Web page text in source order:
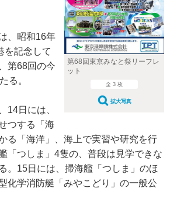
第68回東京みなと祭リーフレ
ット
全 3 枚
拡大写真
、昭和16年
を記念して
第68回の今
る。
14日には、
つする「海
る「海洋」、海上で実習や研究を行
「つしま」4隻の、普段は見学できな
。15日には、掃海艦「つしま」のほ
化学消防艇「みやこどり」の一般公